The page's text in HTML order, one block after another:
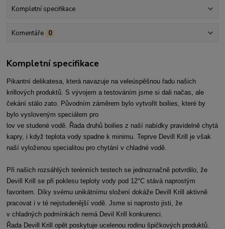
Kompletní specifikace
Komentáře 0
Kompletní specifikace
Pikantní delikatesa, která navazuje na veleúspěšnou řadu našich
krillových produktů. S vývojem a testováním jsme si dali načas, ale
čekání stálo zato. Původním záměrem bylo vytvořit boilies, které by
bylo vysloveným speciálem pro
lov ve studené vodě. Řada druhů boilies z naší nabídky pravidelně chytá
kapry, i když teplota vody spadne k minimu. Teprve Devill Krill je však
naší vyloženou specialitou pro chytání v chladné vodě.
Při našich rozsáhlých terénních testech se jednoznačně potvrdilo, že
Devill Krill se při poklesu teploty vody pod 12°C stává naprostým
favoritem. Díky svému unikátnímu složení dokáže Devill Krill aktivně
pracovat i v té nejstudenější vodě. Jsme si naprosto jisti, že
v chladných podmínkách nemá Devil Krill konkurenci.
Řada Devill Krill opět poskytuje ucelenou rodinu špičkových produktů.